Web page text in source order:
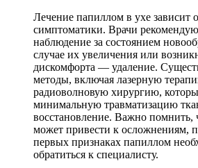
Лечение папиллом в ухе зависит
симптоматики. Врачи
наблюдение за состоянием
случае их увеличения или
дискомфорта — удаление.
методы, включая лазерную
радиоволновую хирургию,
минимальную травматизацию
восстановление. Важно помнить,
может привести к осложнениям,
первых признаках папиллом
обратиться к специалисту.